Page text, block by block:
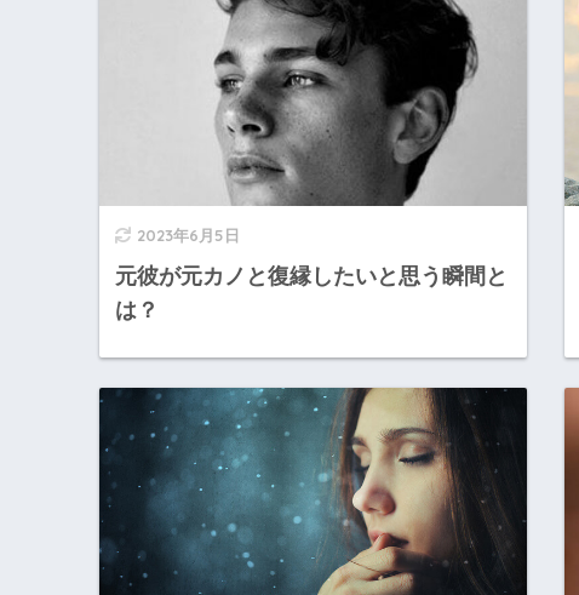
2023年6月5日
元彼が元カノと復縁したいと思う瞬間と
は？